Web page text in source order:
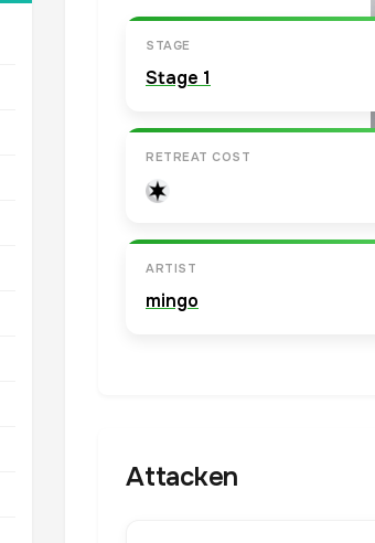
STAGE
Stage 1
RETREAT COST
ARTIST
mingo
Attacken